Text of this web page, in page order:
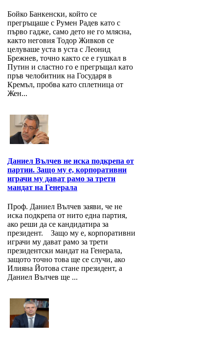
Бойко Банкенски, който се
прегръщаше с Румен Радев като с
първо гадже, само дето не го млясна,
както неговия Тодор Живков се
целуваше уста в уста с Леонид
Брежнев, точно както се е гушкал в
Путин и сластно го е прегръщал като
пръв челобитник на Государя в
Кремъл, пробва като сплетница от
Жен...
Даниел Вълчев не иска подкрепа от
партии. Защо му е, корпоративни
играчи му дават рамо за трети
мандат на Генерала
Проф. Даниел Вълчев заяви, че не
иска подкрепа от нито една партия,
ако реши да се кандидатира за
президент. Защо му е, корпоративни
играчи му дават рамо за трети
президентски мандат на Генерала,
защото точно това ще се случи, ако
Илияна Йотова стане президент, а
Даниел Вълчев ще ...